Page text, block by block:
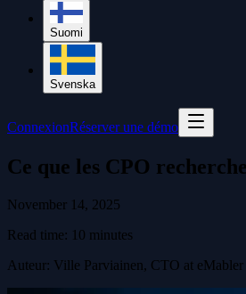
Suomi
Svenska
ConnexionRéserver une démo
Ce que les CPO
November 14, 2025
Read time: 10 minutes
Auteur: Ville Parviainen, CTO at eMabler